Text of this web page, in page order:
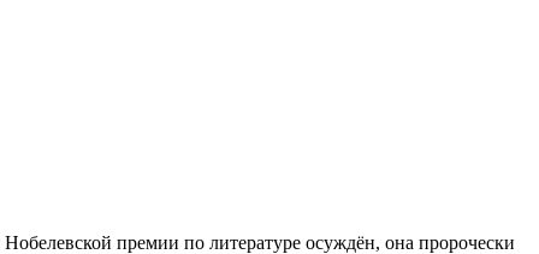
премии по литературе осуждён, она пророчески